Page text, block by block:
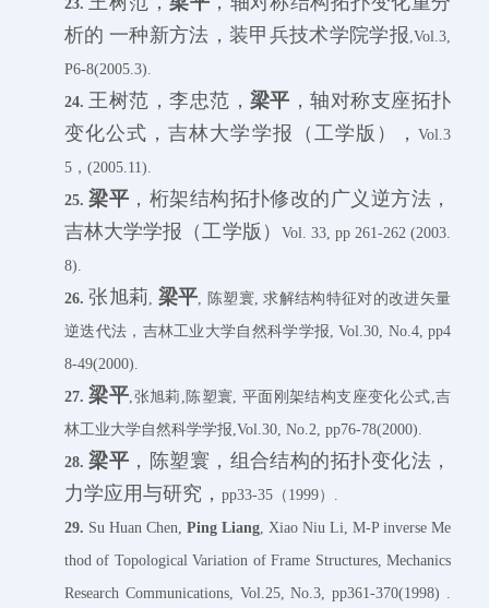
23.
析的 一种新方法，装甲兵技术学院学报 ,Vol.3,
P6-8(2005.3).
24. 王树范，李忠范，梁平 ，轴对称支座拓扑
变化公式，吉林大学学报（工学版）， Vol.3
5，(2005.11).
25.梁平 ，桁架结构拓扑修改的广义逆方法，
吉林大学学报（工学版）
Vol. 33, pp 261-262 (2003.
8).
26. 张旭莉 梁平 , 陈塑寰, 求解结构特征对的改进矢量
逆迭代法，吉林工业大学自然科学学报, Vol.30, No.4, pp4
8-49(2000).
27.梁平 ,张旭莉,陈塑寰, 平面刚架结构支座变化公式,吉
林工业大学自然科学学报,Vol.30, No.2, pp76-78(2000).
28.梁平 ，陈塑寰，组合结构的拓扑变化法，
力学应用与研究， pp33-35（1999）.
29. Su Huan Chen, Ping Liang , Xiao Niu Li, M-P inverse Me
thod of Topological Variation of Frame Structures, Mechanics
Research Communications, Vol.25, No.3, pp361-370(1998) .